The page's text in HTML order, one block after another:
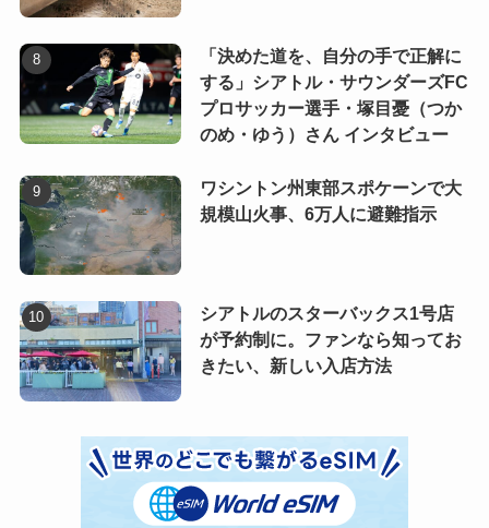
「決めた道を、自分の手で正解に
する」シアトル・サウンダーズFC
プロサッカー選手・塚目憂（つか
のめ・ゆう）さん インタビュー
ワシントン州東部スポケーンで大
規模山火事、6万人に避難指示
シアトルのスターバックス1号店
が予約制に。ファンなら知ってお
きたい、新しい入店方法